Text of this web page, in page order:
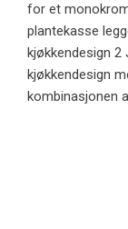
for et
plantekasse
kjøkkendesign 2
kjøkkendesign
kombinasjonen